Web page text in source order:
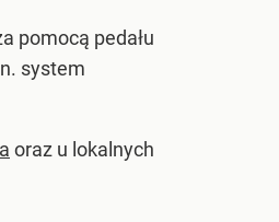
pomocą pedału
system
oraz u lokalnych